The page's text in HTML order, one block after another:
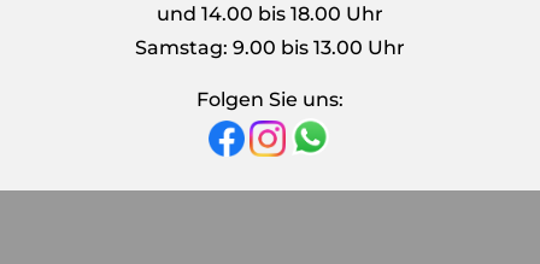
und 14.00 bis 18.00 Uhr
Samstag: 9.00 bis 13.00 Uhr
Folgen Sie uns: